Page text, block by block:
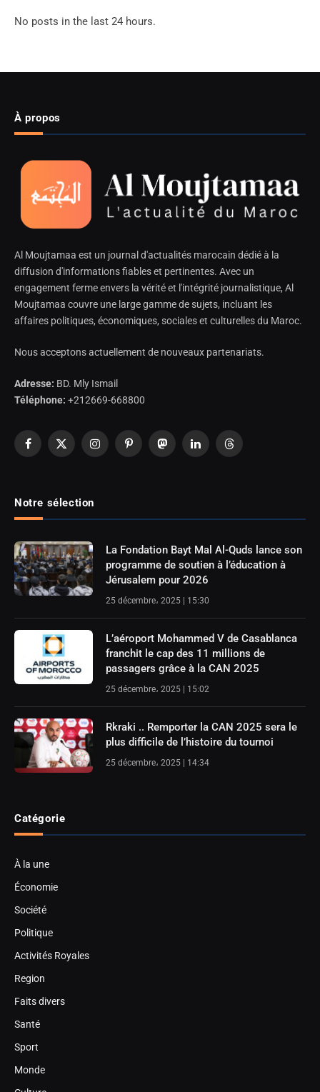
No posts in the last 24 hours.
À propos
Al Moujtamaa est un journal d'actualités marocain dédié à la
diffusion d'informations fiables et pertinentes. Avec un
engagement ferme envers la vérité et l'intégrité journalistique, Al
Moujtamaa couvre une large gamme de sujets, incluant les
affaires politiques, économiques, sociales et culturelles du Maroc.
Nous acceptons actuellement de nouveaux partenariats.
Adresse: BD. Mly Ismail
Téléphone: +212669-668800
Facebook
X
InstagramPinterestMastodonLinkedInThreads
Notre sélection
La Fondation Bayt Mal Al-Quds lance son
programme de soutien à l’éducation à
Jérusalem pour 2026
25 décembre، 2025 | 15:30
L’aéroport Mohammed V de Casablanca
franchit le cap des 11 millions de
passagers grâce à la CAN 2025
25 décembre، 2025 | 15:02
Rkraki .. Remporter la CAN 2025 sera le
plus difficile de l’histoire du tournoi
25 décembre، 2025 | 14:34
Catégorie
À la une
Économie
Société
Politique
Activités Royales
Region
Faits divers
Santé
Sport
Monde